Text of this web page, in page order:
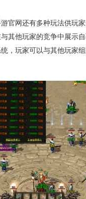
官网还有多种玩法供玩
其他玩家的竞争中展示
，玩家可以与其他玩家